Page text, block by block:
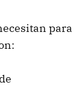
para